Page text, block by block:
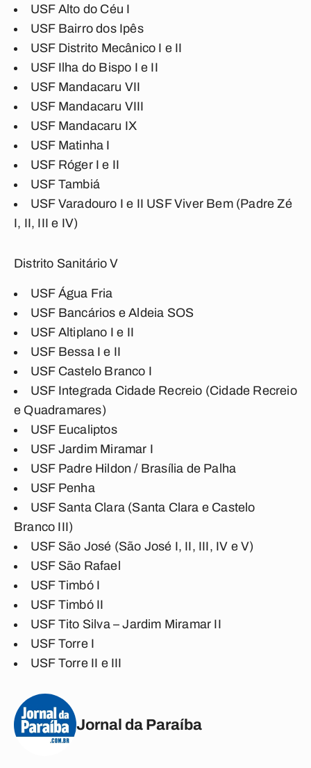
USF Alto do Céu I
USF Bairro dos Ipês
USF Distrito Mecânico I e II
USF Ilha do Bispo I e II
USF Mandacaru VII
USF Mandacaru VIII
USF Mandacaru IX
USF Matinha I
USF Róger I e II
USF Tambiá
USF Varadouro I e II USF Viver Bem (Padre Zé
I, II, III e IV)
Distrito Sanitário V
USF Água Fria
USF Bancários e Aldeia SOS
USF Altiplano I e II
USF Bessa I e II
USF Castelo Branco I
USF Integrada Cidade Recreio (Cidade Recreio
e Quadramares)
USF Eucaliptos
USF Jardim Miramar I
USF Padre Hildon / Brasília de Palha
USF Penha
USF Santa Clara (Santa Clara e Castelo
Branco III)
USF São José (São José I, II, III, IV e V)
USF São Rafael
USF Timbó I
USF Timbó II
USF Tito Silva – Jardim Miramar II
USF Torre I
USF Torre II e III
Jornal da Paraíba